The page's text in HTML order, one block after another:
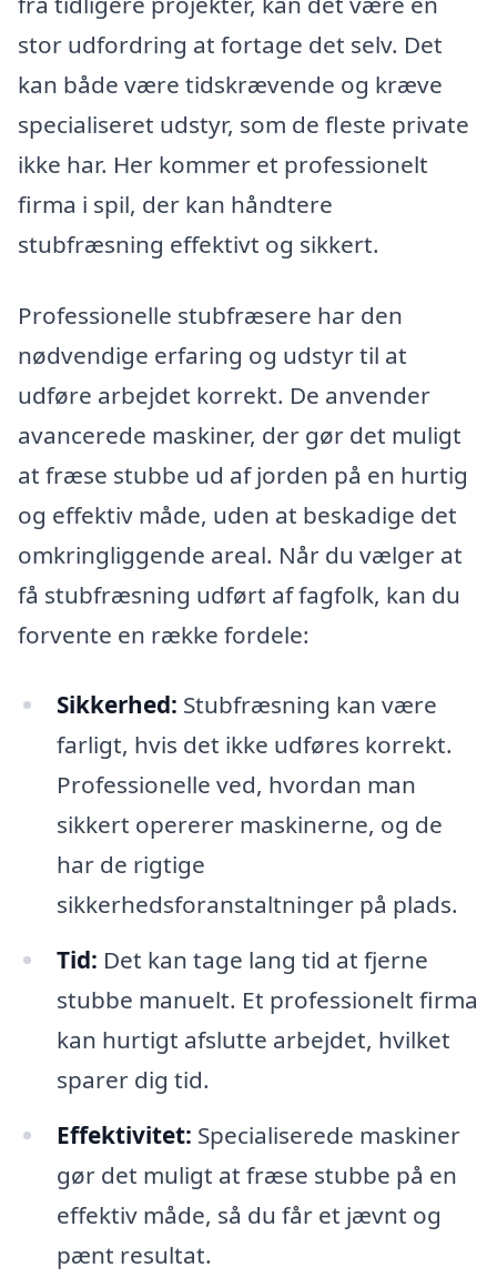
stor udfordring at fortage det selv. Det
kan både være tidskrævende og kræve
specialiseret udstyr, som de fleste private
ikke har. Her kommer et professionelt
firma i spil, der kan håndtere
stubfræsning effektivt og sikkert.
Professionelle stubfræsere har den
nødvendige erfaring og udstyr til at
udføre arbejdet korrekt. De anvender
avancerede maskiner, der gør det muligt
at fræse stubbe ud af jorden på en hurtig
og effektiv måde, uden at beskadige det
omkringliggende areal. Når du vælger at
få stubfræsning udført af fagfolk, kan du
forvente en række fordele:
Sikkerhed: Stubfræsning kan være
farligt, hvis det ikke udføres korrekt.
Professionelle ved, hvordan man
sikkert opererer maskinerne, og de
har de rigtige
sikkerhedsforanstaltninger på plads.
Tid: Det kan tage lang tid at fjerne
stubbe manuelt. Et professionelt firma
kan hurtigt afslutte arbejdet, hvilket
sparer dig tid.
Effektivitet: Specialiserede maskiner
gør det muligt at fræse stubbe på en
effektiv måde, så du får et jævnt og
pænt resultat.